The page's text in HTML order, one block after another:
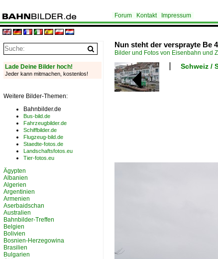
Forum Kontakt Impressum
Nun steht der versprayte Be
Bilder und Fotos von Eisenbahn und
Schweiz /
Lade Deine Bilder hoch!
Jeder kann mitmachen, kostenlos!
Weitere Bilder-Themen:
Bahnbilder.de
Bus-bild.de
Fahrzeugbilder.de
Schiffbilder.de
Flugzeug-bild.de
Staedte-fotos.de
Landschaftsfotos.eu
Tier-fotos.eu
Ägypten
Albanien
Algerien
Argentinien
Armenien
Aserbaidschan
Australien
Bahnbilder-Treffen
Belgien
Bolivien
Bosnien-Herzegowina
Brasilien
Bulgarien